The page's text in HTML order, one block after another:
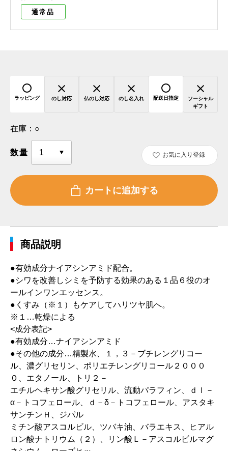
通常品
ラッピング のし対応 仏のし対応 のし名入れ 配送日指定
ソーシャル
ギフト
在庫： ○
数量 お気に入り登録
商品説明
●有効成分ナイアシンアミド配合。
●シワを改善しシミを予防する効果のある１品６役のオ
ールインワンエッセンス。
●くすみ（※１）もケアしてハリツヤ肌へ。
※１…乾燥による
<成分表記>
●有効成分…ナイアシンアミド
●その他の成分…精製水、１，３－ブチレングリコー
ル、濃グリセリン、ポリエチレングリコール２０００
０、エタノール、トリ２－
エチルヘキサン酸グリセリル、流動パラフィン、ｄｌ－
α－トコフェロール、ｄ－δ－トコフェロール、アスタキ
サンチンＨ、ジパル
ミチン酸アスコルビル、ツバキ油、バラエキス、ヒアル
ロン酸ナトリウム（２）、リン酸Ｌ－アスコルビルマグ